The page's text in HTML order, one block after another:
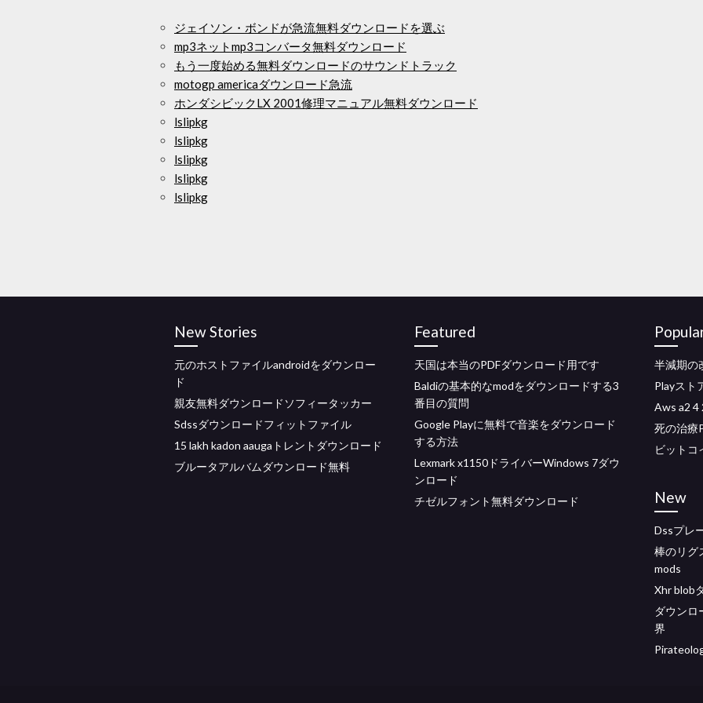
ジェイソン・ボンドが急流無料ダウンロードを選ぶ
mp3ネットmp3コンバータ無料ダウンロード
もう一度始める無料ダウンロードのサウンドトラック
motogp americaダウンロード急流
ホンダシビックLX 2001修理マニュアル無料ダウンロード
lslipkg
lslipkg
lslipkg
lslipkg
lslipkg
New Stories
元のホストファイルandroidをダウンロー
ド
親友無料ダウンロードソフィータッカー
Sdssダウンロードフィットファイル
15 lakh kadon aaugaトレントダウンロード
ブルータアルバムダウンロード無料
Featured
天国は本当のPDFダウンロード用です
Baldiの基本的なmodをダウンロードする3
番目の質問
Google Playに無料で音楽をダウンロード
する方法
Lexmark x1150ドライバーWindows 7ダウ
ンロード
チゼルフォント無料ダウンロード
半減期の
Playスト
Aws a2 4
死の治療
ビットコ
New
Dssプレ
棒のリグ
mods
Xhr blob
ダウン
界